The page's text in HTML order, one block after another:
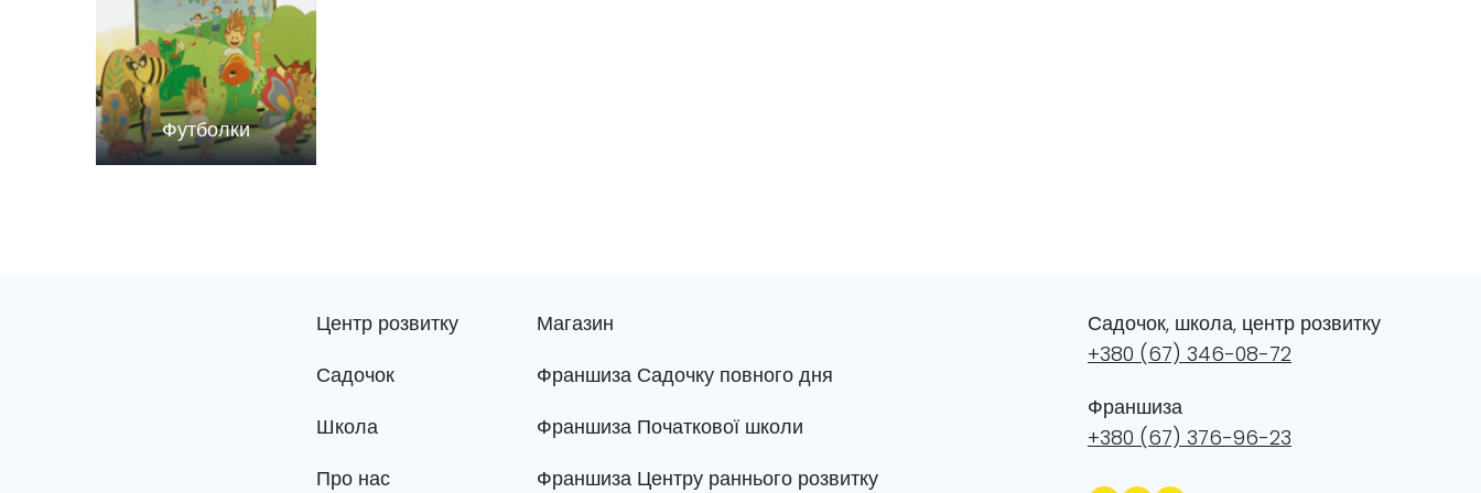
Футболки
Центр розвитку
Садочок
Школа
Про нас
Магазин
Франшиза Садочку повного дня
Франшиза Початкової школи
Франшиза Центру раннього розвитку
Садочок, школа, центр розвитку
+380 (67) 346-08-72
Франшиза
+380 (67) 376-96-23